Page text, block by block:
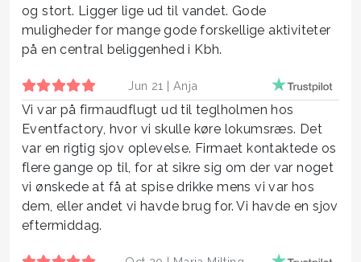
og stort. Ligger lige ud til vandet. Gode
muligheder for mange gode forskellige aktiviteter
på en central beliggenhed i Kbh.
Jun 21 | Anja
Vi var på firmaudflugt ud til teglholmen hos
Eventfactory, hvor vi skulle køre lokumsræs. Det
var en rigtig sjov oplevelse. Firmaet kontaktede os
flere gange op til, for at sikre sig om der var noget
vi ønskede at få at spise drikke mens vi var hos
dem, eller andet vi havde brug for. Vi havde en sjov
eftermiddag.